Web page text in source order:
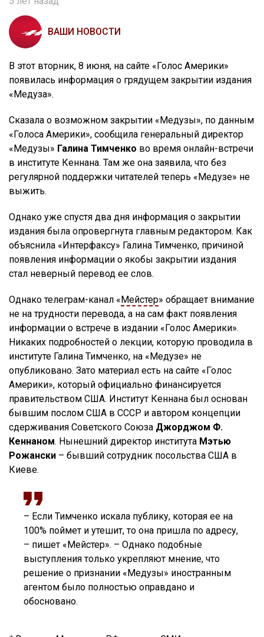
ВАШИ НОВОСТИ
В этот вторник, 8 июня, на сайте «Голос Америки»
появилась информация о грядущем закрытии издания
«Медуза».
Сказала о возможном закрытии «Медузы», по данным
«Голоса Америки», сообщила генеральный директор
«Медузы» Галина Тимченко во время онлайн-встречи
в институте Кеннана. Там же она заявила, что без
регулярной поддержки читателей теперь «Медузе» не
выжить.
Однако уже спустя два дня информация о закрытии
издания была опровергнута главным редактором. Как
объяснила «Интерфаксу» Галина Тимченко, причиной
появления информации о якобы закрытии издания
стал неверный перевод ее слов.
Однако телеграм-канал « Мейстер» обращает внимание
не на трудности перевода, а на сам факт появления
информации о встрече в издании «Голос Америки».
Никаких подробностей о лекции, которую проводила в
институте Галина Тимченко, на «Медузе» не
опубликовано. Зато материал есть на сайте «Голос
Америки», который официально финансируется
правительством США. Институт Кеннана был основан
бывшим послом США в СССР и автором концепции
сдерживания Советского Союза Джорджом Ф.
Кеннаном. Нынешний директор института Мэтью
Рожански – бывший сотрудник посольства США в
Киеве.
– Если Тимченко искала публику, которая ее на
100% поймет и утешит, то она пришла по адресу,
– пишет «Мейстер». – Однако подобные
выступления только укрепляют мнение, что
решение о признании «Медузы» иностранным
агентом было полностью оправдано и
обосновано.